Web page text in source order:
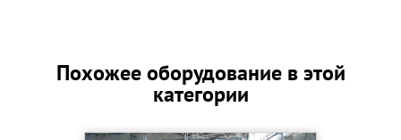
Похожее оборудование в этой
категории